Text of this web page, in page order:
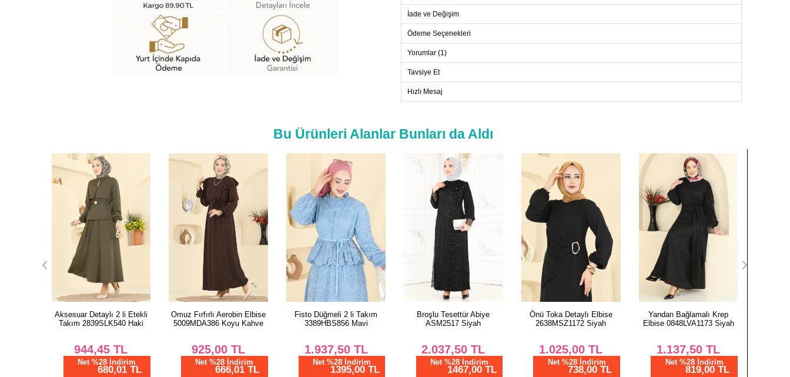
38
92
49
40
94
49
48
110
49
ETEK BEDEN ÖLÇÜLERİ (CM)
Beden
91
91
91
91
İade ve Değişim
Ödeme Seçenekleri
Yorumlar (1)
Tavsiye Et
Hızlı Mesaj
Bu Ürünleri Alanlar Bunları da Aldı
Omuz Fırfırlı Aerobin Elbise
5009MDA386 Koyu Kahve
925,00 TL
Net %28 İndirim
666,01 TL
Fisto Düğmeli 2 li Takım
3389HBS856 Mavi
1.937,50TL
Net %28 İndirim
1395,00 TL
Broşlu Tesettür Abiye
ASM2517 Siyah
2.037,50TL
Net %28 İndirim
1467,00 TL
Önü Toka Detaylı Elbise
2638MSZ1172 Siyah
1.025,00 TL
Net %28 İndirim
738,00 TL
Yandan Bağlamalı Krep
Elbise 0848LVA1173 Siyah
1.137,50 TL
Net %28 İndirim
819,00 TL
Çiçek Desenli Soft Şal
157IPK758 Siyah
500,01TL
Net %28 İndirim
360,01 TL